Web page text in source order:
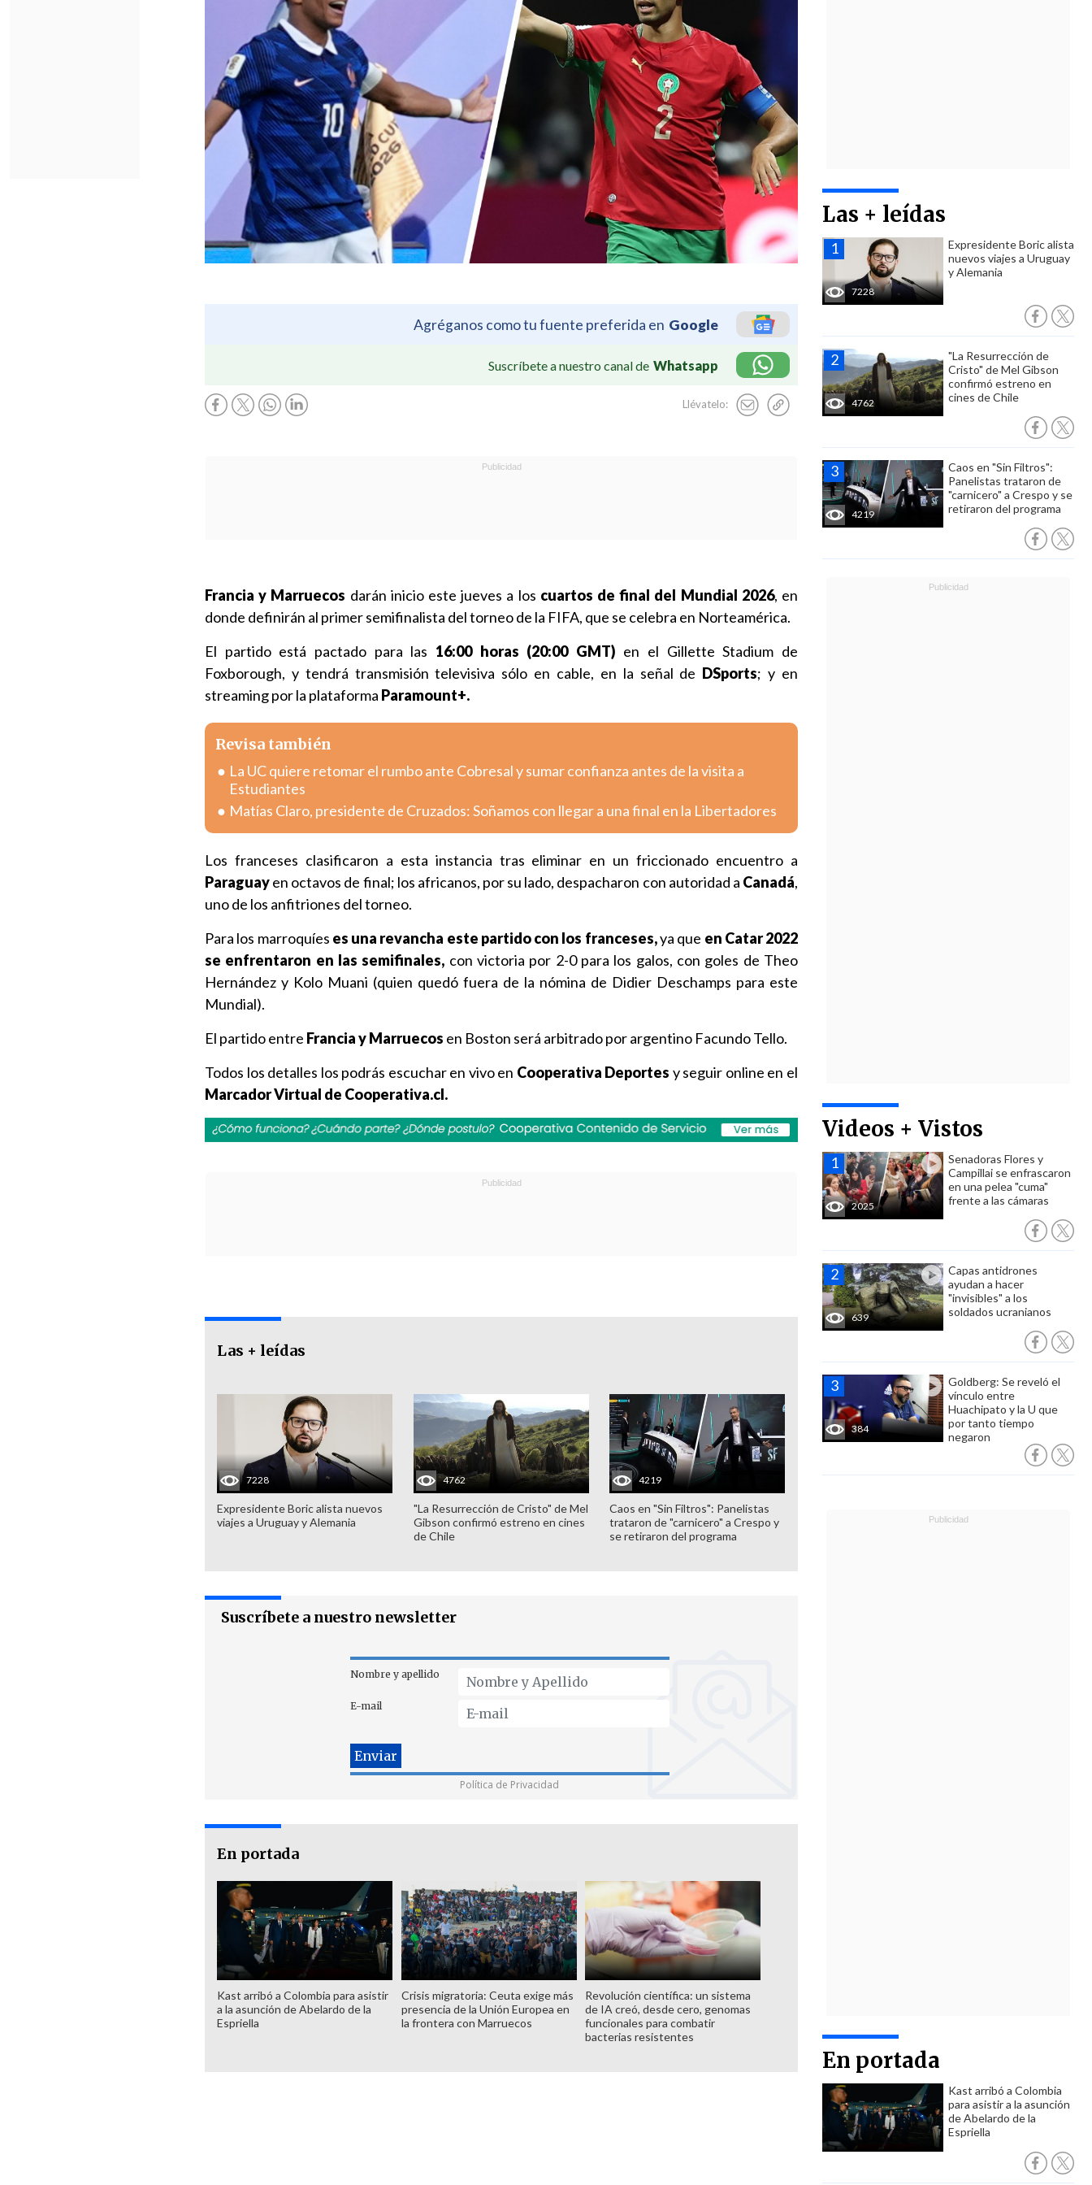
Agréganos como tu fuente preferida en Google
Suscríbete a nuestro canal de Whatsapp
Llévatelo:
Las + leídas
7228
Expresidente Boric alista
nuevos viajes a Uruguay
y Alemania
4762
"La Resurrección de
Cristo" de Mel Gibson
confirmó estreno en
cines de Chile
4219
Caos en "Sin Filtros":
Panelistas trataron de
"carnicero" a Crespo y se
retiraron del programa
Videos + Vistos
2025
Senadoras Flores y
Campillai se enfrascaron
en una pelea "cuma"
frente a las cámaras
639
Capas antidrones
ayudan a hacer
"invisibles" a los
soldados ucranianos
384
Goldberg: Se reveló el
vínculo entre
Huachipato y la U que
por tanto tiempo
negaron
En portada
Kast arribó a Colombia
para asistir a la asunción
de Abelardo de la
Espriella
Francia y Marruecos darán inicio este jueves a los cuartos de final del Mundial 2026, en
donde definirán al primer semifinalista del torneo de la FIFA, que se celebra en Norteamérica.
El partido está pactado para las 16:00 horas (20:00 GMT) en el Gillette Stadium de
Foxborough, y tendrá transmisión televisiva sólo en cable, en la señal de DSports; y en
streaming por la plataforma Paramount+.
Revisa también
La UC quiere retomar el rumbo ante Cobresal y sumar confianza antes de la visita a
Estudiantes
Matías Claro, presidente de Cruzados: Soñamos con llegar a una final en la Libertadores
Los franceses clasificaron a esta instancia tras eliminar en un friccionado encuentro a
Paraguayen octavos de final; los africanos, por su lado, despacharon con autoridad a Canadá,
uno de los anfitriones del torneo.
Para los marroquíes es una revancha este partido con los franceses,ya que en Catar 2022
se enfrentaron en las semifinales, con victoria por 2-0 para los galos, con goles de Theo
Hernández y Kolo Muani (quien quedó fuera de la nómina de Didier Deschamps para este
Mundial).
El partido entre Francia y Marruecos en Boston será arbitrado por argentino Facundo Tello.
Todos los detalles los podrás escuchar en vivo en Cooperativa Deportes y seguir online en el
Marcador Virtual de Cooperativa.cl.
Las + leídas
7228
Expresidente Boric alista nuevos
viajes a Uruguay y Alemania
4762
"La Resurrección de Cristo" de Mel
Gibson confirmó estreno en cines
de Chile
4219
Caos en "Sin Filtros": Panelistas
trataron de "carnicero" a Crespo y
se retiraron del programa
Suscríbete a nuestro newsletter
Nombre y apellido
E-mail
Política de Privacidad
En portada
Kast arribó a Colombia para asistir
a la asunción de Abelardo de la
Espriella
Crisis migratoria: Ceuta exige más
presencia de la Unión Europea en
la frontera con Marruecos
Revolución científica: un sistema
de IA creó, desde cero, genomas
funcionales para combatir
bacterias resistentes